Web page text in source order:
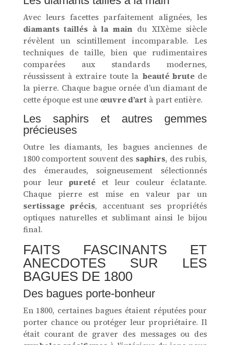
Avec leurs facettes parfaitement alignées, les
diamants taillés à la maindu XIXème siècle
révèlent un scintillement incomparable. Les
techniques de taille, bien que rudimentaires
comparées aux standards modernes,
réussissent à extraire toute la beauté brutede
la pierre. Chaque bague ornée d’un diamant de
cette époque est une œuvre d’art à part entière.
Les saphirs et autres gemmes
précieuses
Outre les diamants, les bagues anciennes de
1800 comportent souvent des saphirs, des rubis,
des émeraudes, soigneusement sélectionnés
pour leurpureté et leur couleur éclatante.
Chaque pierre est mise en valeur par un
sertissage précis, accentuant ses propriétés
optiques naturelles et sublimant ainsi le bijou
final.
FAITS FASCINANTS ET
ANECDOTES SUR LES
BAGUES DE 1800
Des bagues porte-bonheur
En 1800, certaines bagues étaient réputées pour
porter chance ou protéger leur propriétaire. Il
était courant de graver des messages ou des